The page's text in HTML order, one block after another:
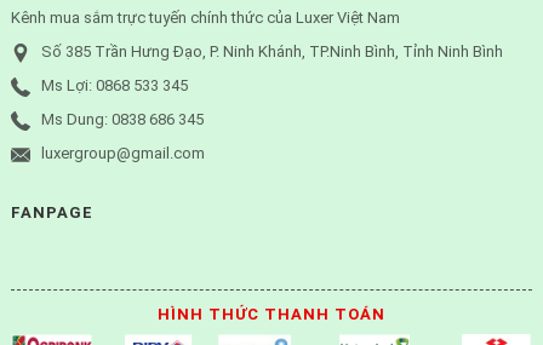
Kênh mua sắm trực tuyến chính thức của Luxer Việt Nam
Số 385 Trần Hưng Đạo, P. Ninh Khánh, TP.Ninh Bình, Tỉnh Ninh Bình
Ms Lợi: 0868 533 345
Ms Dung: 0838 686 345
luxergroup@gmail.com
FANPAGE
HÌNH THỨC THANH TOÁN